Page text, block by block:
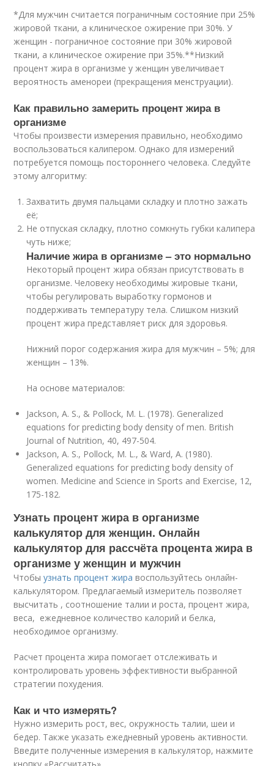
*Для мужчин считается пограничным состояние при 25%
жировой ткани, а клиническое ожирение при 30%. У
женщин - пограничное состояние при 30% жировой
ткани, а клиническое ожирение при 35%.**Низкий
процент жира в организме у женщин увеличивает
вероятность аменореи (прекращения менструации).
Как правильно замерить процент жира в
организме
Чтобы произвести измерения правильно, необходимо
воспользоваться калипером. Однако для измерений
потребуется помощь постороннего человека. Следуйте
этому алгоритму:
Захватить двумя пальцами складку и плотно зажать
её;
Не отпуская складку, плотно сомкнуть губки калипера
чуть ниже;
Наличие жира в организме – это нормально
Некоторый процент жира обязан присутствовать в
организме. Человеку необходимы жировые ткани,
чтобы регулировать выработку гормонов и
поддерживать температуру тела. Слишком низкий
процент жира представляет риск для здоровья.
Нижний порог содержания жира для мужчин – 5%; для
женщин – 13%.
На основе материалов:
Jackson, A. S., & Pollock, M. L. (1978). Generalized
equations for predicting body density of men. British
Journal of Nutrition, 40, 497-504.
Jackson, A. S., Pollock, M. L., & Ward, A. (1980).
Generalized equations for predicting body density of
women. Medicine and Science in Sports and Exercise, 12,
175-182.
Узнать процент жира в организме
калькулятор для женщин. Онлайн
калькулятор для рассчёта процента жира в
организме у женщин и мужчин
Чтобыузнать процент жира воспользуйтесь онлайн-
калькулятором. Предлагаемый измеритель позволяет
высчитать , соотношение талии и роста, процент жира,
веса, ежедневное количество калорий и белка,
необходимое организму.
Расчет процента жира помогает отслеживать и
контролировать уровень эффективности выбранной
стратегии похудения.
Как и что измерять?
Нужно измерить рост, вес, окружность талии, шеи и
бедер. Также указать ежедневный уровень активности.
Введите полученные измерения в калькулятор, нажмите